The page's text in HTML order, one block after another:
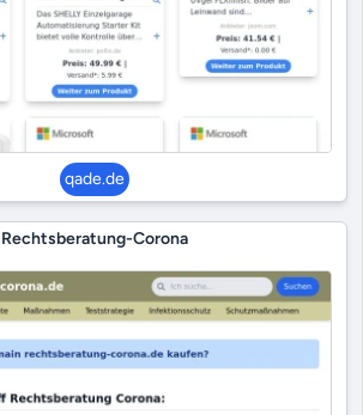
qade.de
Rechtsberatung-Corona